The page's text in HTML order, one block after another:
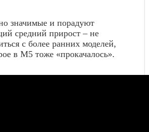
значимые и порадуют
средний прирост – не
с более ранних моделей,
в M5 тоже «прокачалось».